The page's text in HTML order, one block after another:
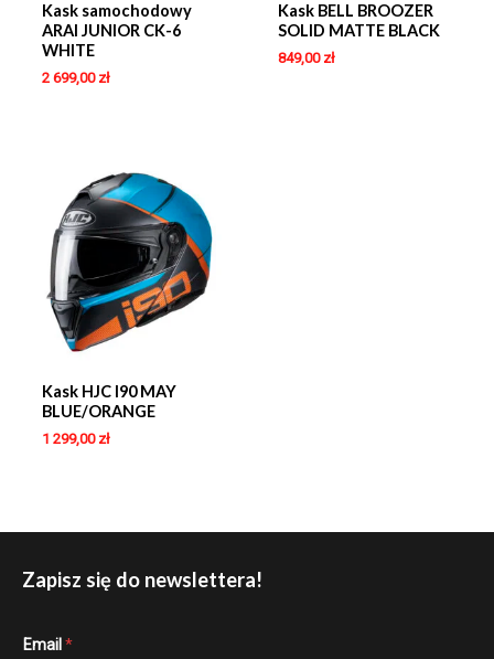
Kask samochodowy
ARAI JUNIOR CK-6
WHITE
2 699,00 zł
Kask BELL BROOZER
SOLID MATTE BLACK
849,00 zł
Kask HJC I90 MAY
BLUE/ORANGE
1 299,00 zł
Zapisz się do newslettera!
m
Email *